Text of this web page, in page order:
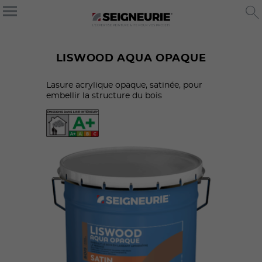
LISWOOD AQUA OPAQUE
Lasure acrylique opaque, satinée, pour
embellir la structure du bois